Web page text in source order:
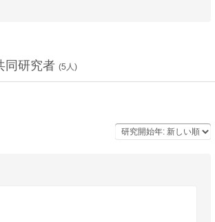
同研究者 (5 人)